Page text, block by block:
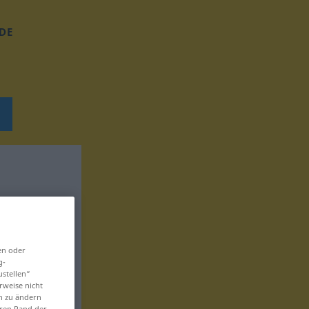
DE
oder
nicht
zu ändern